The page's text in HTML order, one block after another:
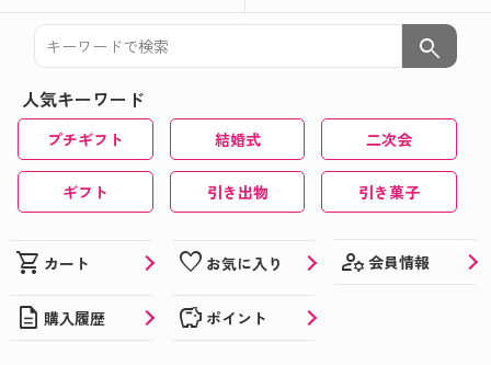
search
人気キーワード
プチギフト 結婚式 二次会
ギフト 引き出物 引き菓子
shopping_cart カート favorite お気に入り manage_accounts 会員情報
description 購入履歴 savings ポイント